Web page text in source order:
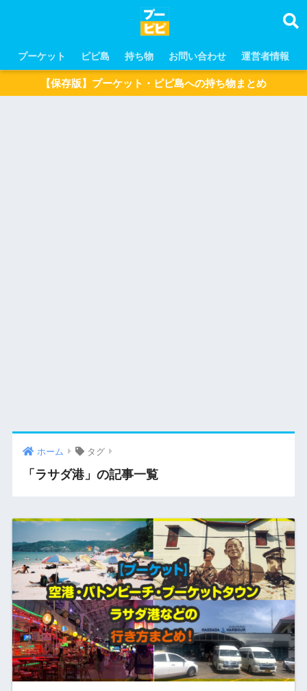
プーケット ピピ島 持ち物 お問い合わせ 運営者情報
【保存版】プーケット・ピピ島への持ち物まとめ
ホーム タグ
「ラサダ港」の記事一覧